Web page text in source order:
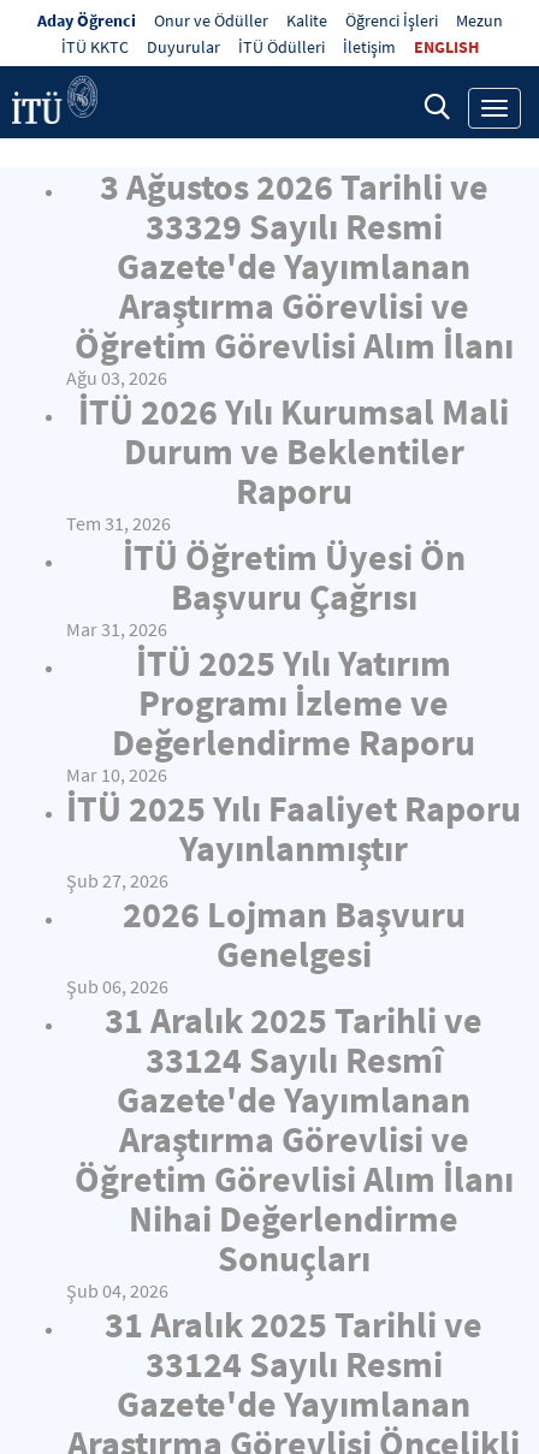
Aday Öğrenci Onur ve Ödüller Kalite Öğrenci İşleri
Mezun
İTÜ KKTC
Duyurular İTÜ Ödülleri İletişim ENGLISH
3 Ağustos 2026 Tarihli ve
33329 Sayılı Resmi
Gazete'de Yayımlanan
Araştırma Görevlisi ve
Öğretim Görevlisi Alım İlanı
Ağu 03, 2026
İTÜ 2026 Yılı Kurumsal Mali
Durum ve Beklentiler
Raporu
Tem 31, 2026
İTÜ Öğretim Üyesi Ön
Başvuru Çağrısı
Mar 31, 2026
İTÜ 2025 Yılı Yatırım
Programı İzleme ve
Değerlendirme Raporu
Mar 10, 2026
İTÜ 2025 Yılı Faaliyet Raporu
Yayınlanmıştır
Şub 27, 2026
2026 Lojman Başvuru
Genelgesi
Şub 06, 2026
31 Aralık 2025 Tarihli ve
33124 Sayılı Resmî
Gazete'de Yayımlanan
Araştırma Görevlisi ve
Öğretim Görevlisi Alım İlanı
Nihai Değerlendirme
Sonuçları
Şub 04, 2026
31 Aralık 2025 Tarihli ve
33124 Sayılı Resmi
Gazete'de Yayımlanan
Araştırma Görevlisi Öncelikli